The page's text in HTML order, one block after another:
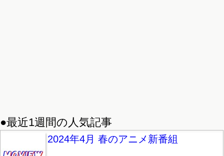
●最近1週間の人気記事
2024年4月 春のアニメ新番組